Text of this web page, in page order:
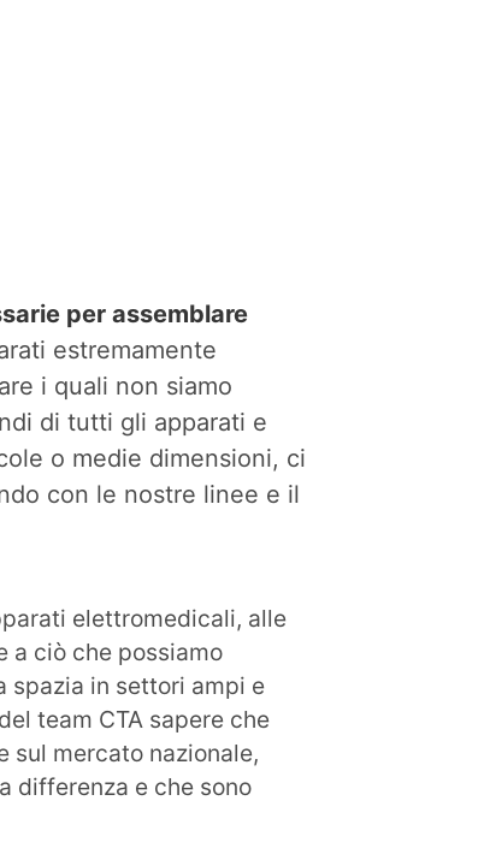
per assemblare
estremamente
i quali non siamo
di tutti gli apparati e
o medie dimensioni, ci
con le nostre linee e il
elettromedicali, alle
a ciò che possiamo
spazia in settori ampi e
team CTA sapere che
sul mercato nazionale,
differenza e che sono